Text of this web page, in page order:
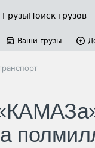
ГрузыПоиск грузов
Ваши грузы